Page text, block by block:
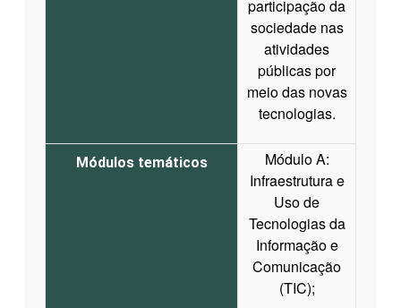
participação da
sociedade nas
atividades
públicas por
meio das novas
tecnologias.
Módulos temáticos
Módulo A:
Infraestrutura e
Uso de
Tecnologias da
Informação e
Comunicação
(TIC);